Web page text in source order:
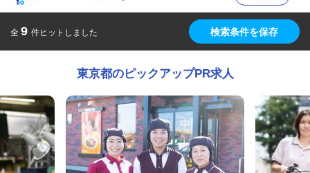
全 9 件ヒットしました 検索条件を保存
東京都のピックアップPR求人